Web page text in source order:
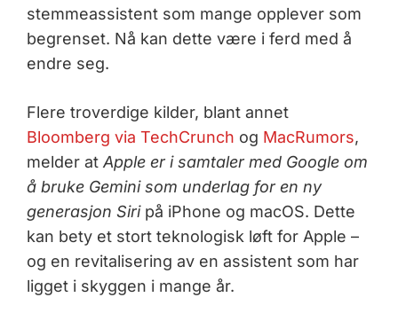
stemmeassistent som mange opplever som
begrenset. Nå kan dette være i ferd med å
endre seg.
Flere troverdige kilder, blant annet
Bloomberg via TechCrunch og MacRumors,
melder at Apple er i samtaler med Google om
å bruke Gemini som underlag for en ny
generasjon Siri på iPhone og macOS. Dette
kan bety et stort teknologisk løft for Apple –
og en revitalisering av en assistent som har
ligget i skyggen i mange år.